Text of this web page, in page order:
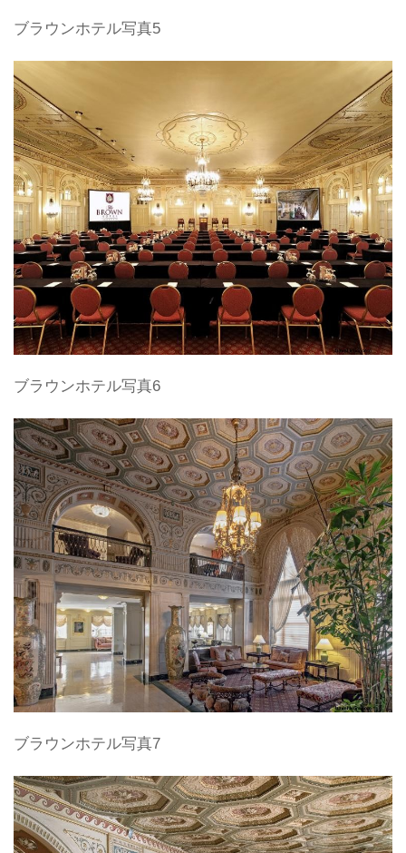
ブラウンホテル写真5
ブラウンホテル写真6
ブラウンホテル写真7